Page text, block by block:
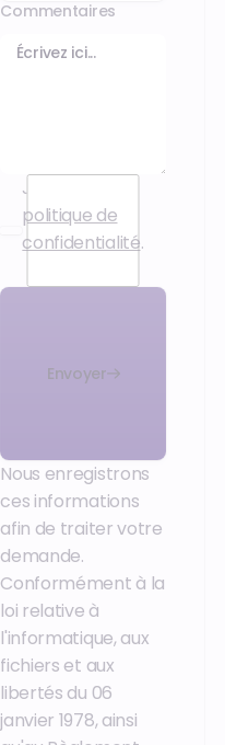
Commentaires
J’accepte la
politique de
confidentialité.
Envoyer
Nous enregistrons
ces informations
afin de traiter votre
demande.
Conformément à la
loi relative à
l'informatique, aux
fichiers et aux
libertés du 06
janvier 1978, ainsi